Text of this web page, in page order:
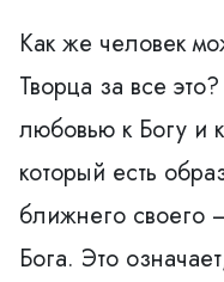
Как же человек
Творца за все
любовью к Богу и
который есть
ближнего своего
Бога. Это